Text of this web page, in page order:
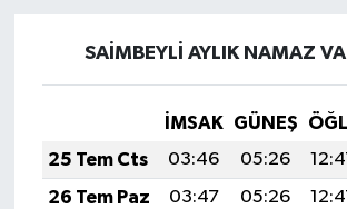
SAİMBEYLİ AYLIK NAMAZ
İMSAK GÜNEŞ
25 Tem Cts
03:46 05:26
26 Tem Paz
03:47 05:26